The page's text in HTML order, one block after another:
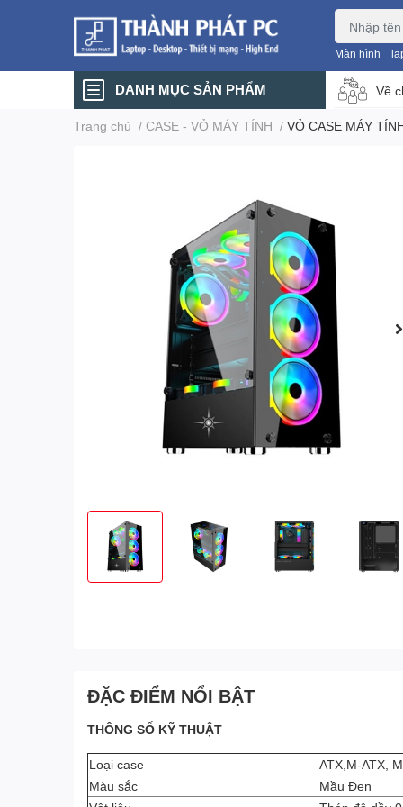
Màn hình
DANH MỤC SẢN PHẨM Về
Trang chủ / CASE - VỎ MÁY TÍNH / VỎ CASE MÁY
ĐẶC ĐIỂM NỔI BẬT
THÔNG SỐ KỸ THUẬT
Loại case
ATX,M-ATX,
Màu sắc
Mầu Đen